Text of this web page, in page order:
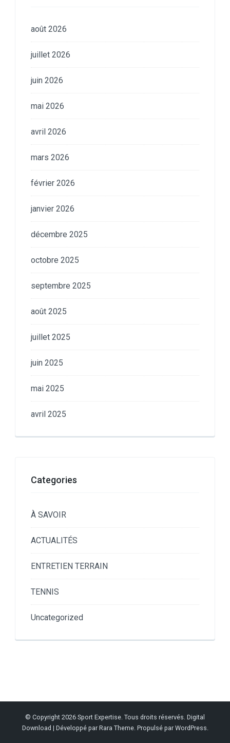
août 2026
juillet 2026
juin 2026
mai 2026
avril 2026
mars 2026
février 2026
janvier 2026
décembre 2025
octobre 2025
septembre 2025
août 2025
juillet 2025
juin 2025
mai 2025
avril 2025
Categories
À SAVOIR
ACTUALITÉS
ENTRETIEN TERRAIN
TENNIS
Uncategorized
© Copyright 2026 Sport Expertise . Tous droits réservés. Digital
Download | Développé par Rara Theme. Propulsé par WordPress